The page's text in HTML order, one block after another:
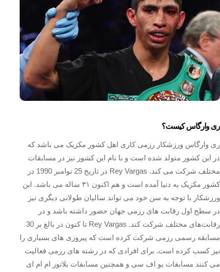
ری وارگاس کیست؟
ری وارگاس ورزشکار رزمی کاری اهل کشور مکزیک می باشد که
در این کشور متولد شده است و با نام این کشور نیز در مسابقات
مختلف شرکت می‌ کند. Rey Vargas در تاریخ 25 نوامبر 1990 در
کشور مکزیک به دنیا آمده است و هم اکنون ۳۱ ساله می‌ باشد. این
ورزشکار با توجه به سن خود می تواند سالیان طولانی دیگری نیز
در سطح اول رقابت های رزمی جهان حضور داشته باشد و در
رقابت‌های مختلف شرکت کند. Rey Vargas تا کنون در بالغ بر 30
مسابقه رسمی رزمی شرکت کرده است که پیروزی های بسیاری را
نیز کسب کرده است. برای افرادی که در رشته های رزمی فعالیت
می کنند مسابقات یو اف سی و همچنین مسابقات بلاتور ام ام ای